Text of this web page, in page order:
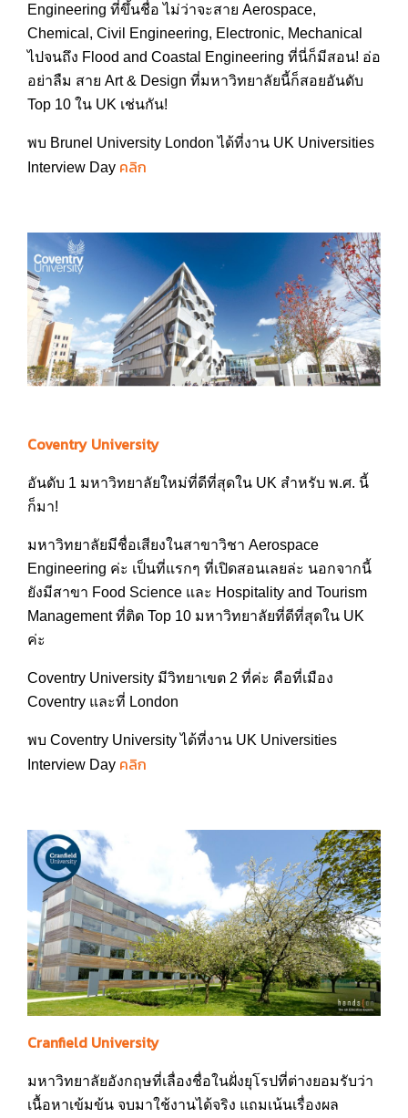
Engineering ที่ขึ้นชื่อ ไม่ว่าจะสาย Aerospace,
Chemical, Civil Engineering, Electronic, Mechanical
ไปจนถึง Flood and Coastal Engineering ที่นี่ก็มีสอน! อ่อ
อย่าลืม สาย Art & Design ที่มหาวิทยาลัยนี้ก็สอยอันดับ
Top 10 ใน UK เช่นกัน!
พบ Brunel University London ได้ที่งาน UK Universities
Interview Day คลิก
Coventry University
อันดับ 1 มหาวิทยาลัยใหม่ที่ดีที่สุดใน UK สำหรับ พ.ศ. นี้
ก็มา!
มหาวิทยาลัยมีชื่อเสียงในสาขาวิชา Aerospace
Engineering ค่ะ เป็นที่แรกๆ ที่เปิดสอนเลยล่ะ นอกจากนี้
ยังมีสาขา Food Science และ Hospitality and Tourism
Management ที่ติด Top 10 มหาวิทยาลัยที่ดีที่สุดใน UK
ค่ะ
Coventry University มีวิทยาเขต 2 ที่ค่ะ คือที่เมือง
Coventry และที่ London
พบ Coventry University ได้ที่งาน UK Universities
Interview Day คลิก
Cranfield University
มหาวิทยาลัยอังกฤษที่เลื่องชื่อในฝั่งยุโรปที่ต่างยอมรับว่า
เนื้อหาเข้มข้น จบมาใช้งานได้จริง แถมเน้นเรื่องผล